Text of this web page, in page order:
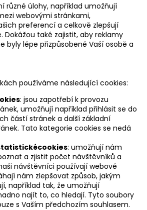
různé úlohy, například umožňují
webovými stránkami,
preferencí a celkově zlepšují
Dokážou také zajistit, aby reklamy
byly lépe přizpůsobené Vaší osobě a
používáme následující cookies:
: jsou zapotřebí k provozu
umožňují například přihlásit se do
částí stránek a další základní
Tato kategorie cookies se nedá
: umožňují nám
a zjistit počet návštěvníků a
návštěvníci používají webové
nám zlepšovat způsob, jakým
například tak, že umožňují
najít to, co hledají. Tyto soubory
s Vaším předchozím souhlasem.